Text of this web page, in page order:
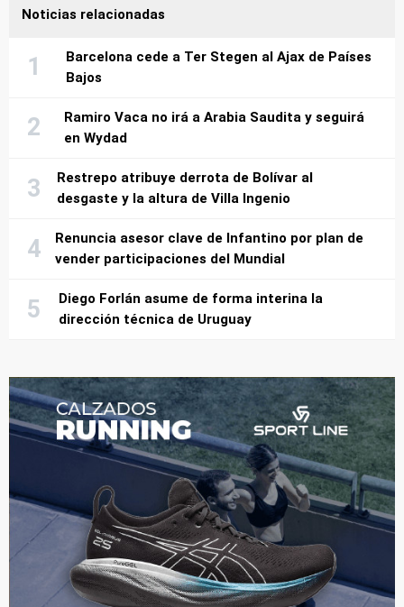
Noticias relacionadas
Barcelona cede a Ter Stegen al Ajax de Países
Bajos
Ramiro Vaca no irá a Arabia Saudita y seguirá
en Wydad
Restrepo atribuye derrota de Bolívar al
desgaste y la altura de Villa Ingenio
Renuncia asesor clave de Infantino por plan de
vender participaciones del Mundial
Diego Forlán asume de forma interina la
dirección técnica de Uruguay